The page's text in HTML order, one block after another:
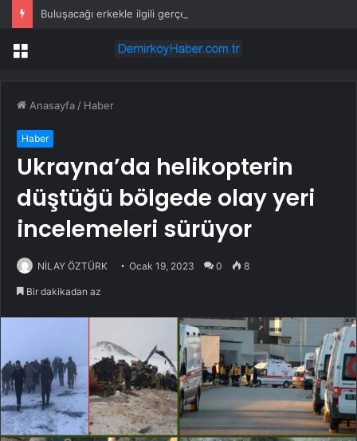
Menü
Anasayfa / Haber
Haber
Ukrayna’da helikopterin
düştüğü bölgede olay yeri
incelemeleri sürüyor
NİLAY ÖZTÜRK Ocak 19, 2023 0 8
Bir dakikadan az